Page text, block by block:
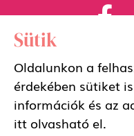
Általános
Sütik
Oldalunkon a
érdekében sütiket
információk és az
itt olvasható el.